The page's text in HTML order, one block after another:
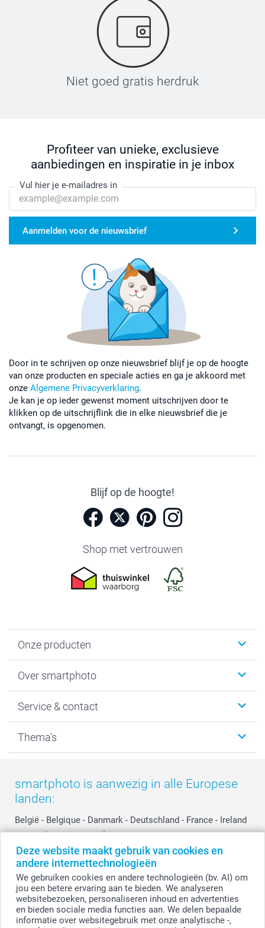
Deze website maakt gebruik van cookies en
andere internettechnologieën
We gebruiken cookies en andere technologieën (bv. AI) om
jou een betere ervaring aan te bieden. We analyseren
websitebezoeken, personaliseren inhoud en advertenties
en bieden sociale media functies aan. We delen bepaalde
informatie over websitegebruik met onze analytische -,
Niet goed gratis herdruk
Profiteer van unieke, exclusieve
aanbiedingen en inspiratie in je inbox
Vul hier je e-mailadres in
Aanmelden voor de nieuwsbrief
Door in te schrijven op onze nieuwsbrief blijf je op de hoogte
van onze producten en speciale acties en ga je akkoord met
onze Algemene Privacyverklaring.
Je kan je op ieder gewenst moment uitschrijven door te
klikken op de uitschrijflink die in elke nieuwsbrief die je
ontvangt, is opgenomen.
Blijf op de hoogte!
Shop met vertrouwen
Onze producten
Fotoboeken
Fotocadeaus
Kaarten
Over smartphoto
Vacatures
Bestelproces
Privacy
Cookiebeleid
Reviews
Prijslijst
Investor Relations
Service & contact
Tevredenheidsgarantie
smartbonus
smartfriends
service@smartphoto.nl
Affiliate partnerprogramma
Partnerships
Influencer partnerprogramma
Thema's
Moederdag
Vaderdag
Huwelijk
smartphoto is aanwezig in alle Europese
landen:
België - Belgique - Danmark - Deutschland - France - Ireland
- Nederland - Norge - Österreich - Schweiz - Suisse -
Switzerland - Suomi - Sverige - United Kingdom -
Other Countries
Alle prijzen zijn in EURO (€) inclusief BTW en exclusief verzendkosten.